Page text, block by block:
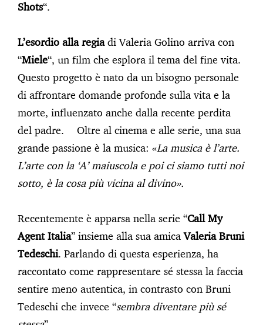
Shots“.
L’esordio alla regiadi Valeria Golino arriva con
“Miele“, un film che esplora il tema del fine vita.
Questo progetto è nato da un bisogno personale
di affrontare domande profonde sulla vita e la
morte, influenzato anche dalla recente perdita
del padre. Oltre al cinema e alle serie, una sua
grande passione è la musica: «La musica è l’arte.
L’arte con la ‘A’ maiuscola e poi ci siamo tutti noi
sotto, è la cosa più vicina al divino».
Recentemente è apparsa nella serie “Call My
Agent Italia” insieme alla sua amicaValeria Bruni
Tedeschi. Parlando di questa esperienza, ha
raccontato come rappresentare sé stessa la faccia
sentire meno autentica, in contrasto con Bruni
Tedeschi che invece “sembra diventare più sé